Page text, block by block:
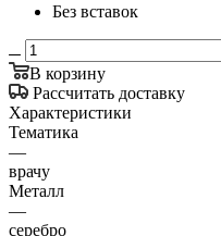
Без вставок
В корзину
Рассчитать доставку
Характеристики
Тематика
—
врачу
Металл
—
серебро